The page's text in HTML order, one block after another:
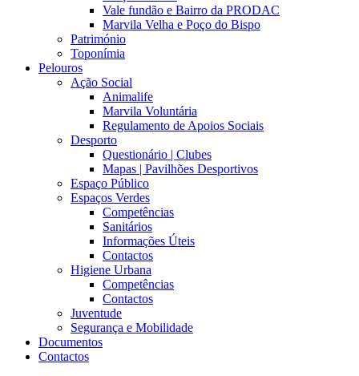
Vale fundão e Bairro da PRODAC
Marvila Velha e Poço do Bispo
Património
Toponímia
Pelouros
Ação Social
Animalife
Marvila Voluntária
Regulamento de Apoios Sociais
Desporto
Questionário | Clubes
Mapas | Pavilhões Desportivos
Espaço Público
Espaços Verdes
Competências
Sanitários
Informações Úteis
Contactos
Higiene Urbana
Competências
Contactos
Juventude
Segurança e Mobilidade
Documentos
Contactos